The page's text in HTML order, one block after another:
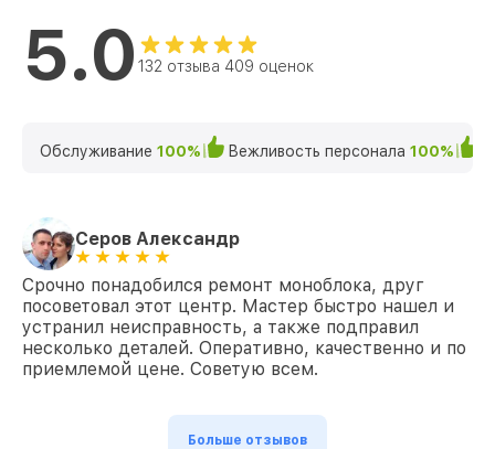
5.0 132 отзыва 409 оценок
Обслуживание 100% Вежливость персонала 100%
Серов Александр
Срочно понадобился ремонт моноблока, друг
посоветовал этот центр. Мастер быстро нашел и
устранил неисправность, а также подправил
несколько деталей. Оперативно, качественно и по
приемлемой цене. Советую всем.
Больше отзывов